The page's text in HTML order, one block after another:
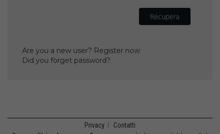
Recupera
Are you a new user? Register now
Did you forget password?
Privacy Contatti